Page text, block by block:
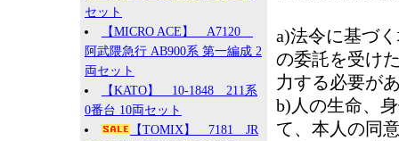
セット
【MICRO ACE】 A7120
阿武隈急行 AB900系 第一編成 2
両セット
【KATO】 10-1848 211系
0番台 10両セット
【TOMIX】 7181 JR
a)法令に基づ
の委託を受け
力する必要が
b)人の生命、
て、本人の同